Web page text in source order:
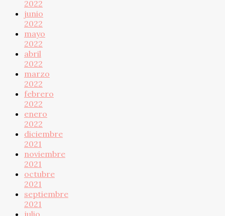
2022
junio
2022
mayo
2022
abril
2022
marzo
2022
febrero
2022
enero
2022
diciembre
2021
noviembre
2021
octubre
2021
septiembre
2021